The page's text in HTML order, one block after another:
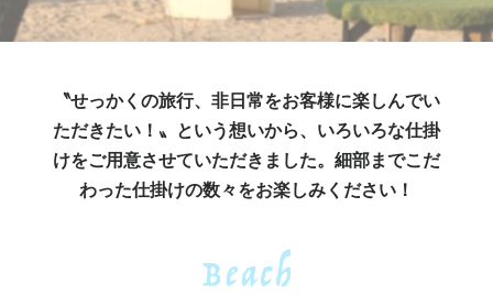
〝せっかくの旅行、非日常をお客様に楽しんでい
ただきたい！〟
という想いから、 いろいろな仕掛
けをご用意させていただきました。 細部までこだ
わった仕掛けの数々をお楽しみください！